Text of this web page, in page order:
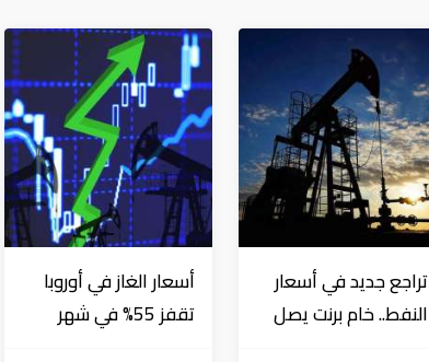
تراجع جديد في أسعار
النفط.. خام برنت يصل
أسعار الغاز في أوروبا
تقفز 55% في شهر